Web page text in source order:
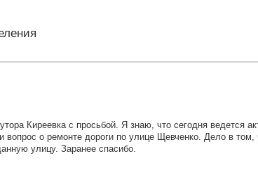
Киреевка с просьбой. Я знаю, что сегодня ведется
о ремонте дороги по улице Щевченко. Дело в
улицу. Заранее спасибо.